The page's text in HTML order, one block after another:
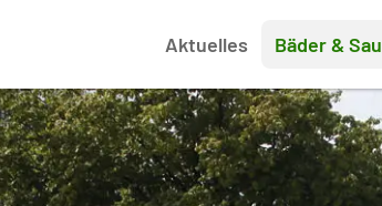
Aktuelles
Bäder &